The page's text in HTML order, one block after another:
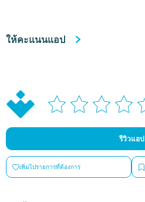
ให้คะแนนแอป
รีวิวแอป
เพิ่มไปรายการที่ต้องการ